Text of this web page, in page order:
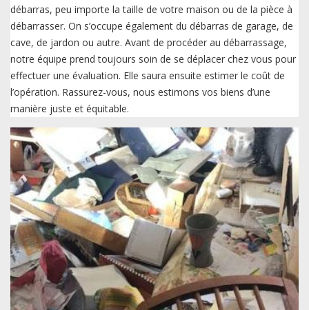
débarras, peu importe la taille de votre maison ou de la pièce à
débarrasser. On s’occupe également du débarras de garage, de
cave, de jardon ou autre. Avant de procéder au débarrassage,
notre équipe prend toujours soin de se déplacer chez vous pour
effectuer une évaluation. Elle saura ensuite estimer le coût de
l’opération. Rassurez-vous, nous estimons vos biens d’une
manière juste et équitable.